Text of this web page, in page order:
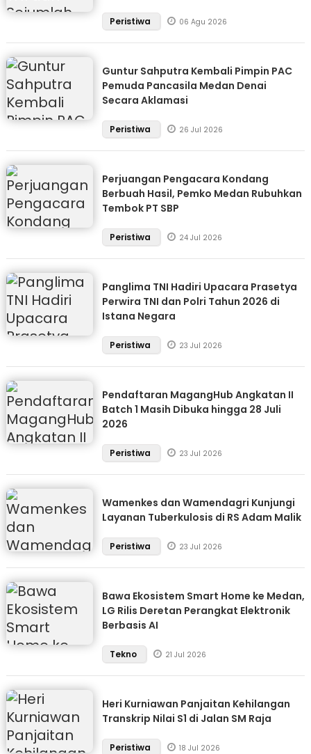
Peristiwa 06 Agu 2026
Guntur Sahputra Kembali Pimpin PAC
Pemuda Pancasila Medan Denai
Secara Aklamasi
Peristiwa 26 Jul 2026
Perjuangan Pengacara Kondang
Berbuah Hasil, Pemko Medan Rubuhkan
Tembok PT SBP
Peristiwa 24 Jul 2026
Panglima TNI Hadiri Upacara Prasetya
Perwira TNI dan Polri Tahun 2026 di
Istana Negara
Peristiwa 23 Jul 2026
Pendaftaran MagangHub Angkatan II
Batch 1 Masih Dibuka hingga 28 Juli
2026
Peristiwa 23 Jul 2026
Wamenkes dan Wamendagri Kunjungi
Layanan Tuberkulosis di RS Adam Malik
Peristiwa 23 Jul 2026
Bawa Ekosistem Smart Home ke Medan,
LG Rilis Deretan Perangkat Elektronik
Berbasis AI
Tekno 21 Jul 2026
Heri Kurniawan Panjaitan Kehilangan
Transkrip Nilai S1 di Jalan SM Raja
Peristiwa 18 Jul 2026